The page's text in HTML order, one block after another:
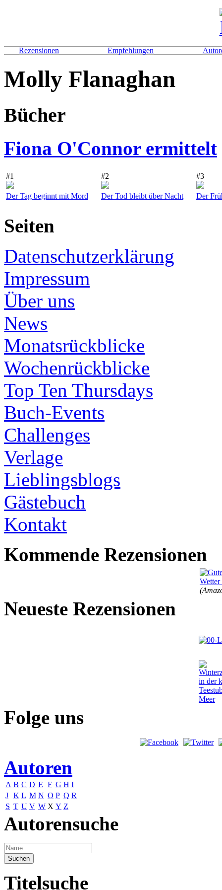
Rezensionen Empfehlungen
Molly Flanaghan
Bücher
Fiona O'Connor ermittelt
#1 #2 #3
Der Tag beginnt mit Mord Der Tod bleibt über Nacht Der
Seiten
Datenschutzerklärung
Impressum
Über uns
News
Monatsrückblicke
Wochenrückblicke
Top Ten Thursdays
Buch-Events
Challenges
Verlage
Lieblingsblogs
Gästebuch
Kontakt
Kommende Rezensionen
Neueste Rezensionen
Folge uns
Autoren
A B C D E F G H I
J K L M N O P Q R
S T U V W X Y Z
Autorensuche
Titelsuche